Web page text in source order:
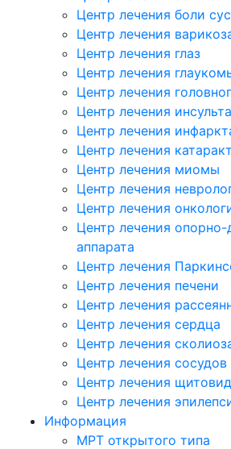
Центр лечения боли
Центр лечения
Центр лечения глаз
Центр лечения
Центр лечения
Центр лечения инсульта
Центр лечения
Центр лечения
Центр лечения миомы
Центр лечения
Центр лечения
Центр лечения опорно-
аппарата
Центр лечения
Центр лечения печени
Центр лечения
Центр лечения сердца
Центр лечения
Центр лечения сосудов
Центр лечения
Центр лечения
Информация
МРТ открытого типа